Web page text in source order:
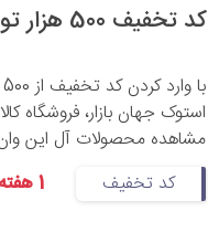
کد تخفیف 500 هزار تومانی آل این وان و آی مک جهان بازار
استوک جهان بازار، فروشگاه
مشاهده محصولات آل این
کد تخفیف
1 هفته بعد